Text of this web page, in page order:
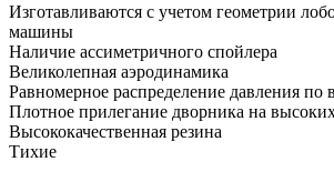
Изготавливаются с учетом геометрии
машины
Наличие ассиметричного спойлера
Великолепная аэродинамика
Равномерное распределение давления по
Плотное прилегание дворника на
Высококачественная резина
Тихие